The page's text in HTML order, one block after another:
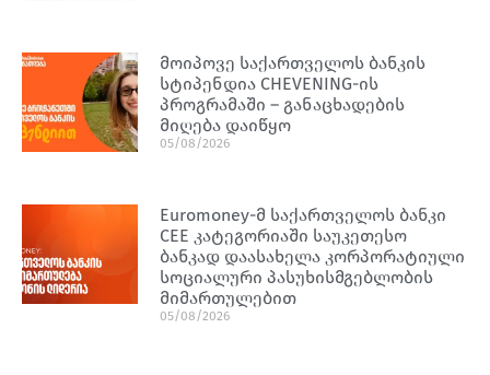
მოიპოვე საქართველოს ბანკის
სტიპენდია CHEVENING-ის
პროგრამაში – განაცხადების
მიღება დაიწყო
05/08/2026
Euromoney-მ საქართველოს ბანკი
CEE კატეგორიაში საუკეთესო
ბანკად დაასახელა კორპორატიული
სოციალური პასუხისმგებლობის
მიმართულებით
05/08/2026